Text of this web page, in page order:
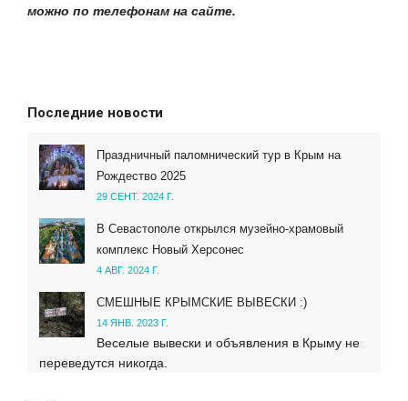
можно по телефонам на сайте.
Последние новости
Праздничный паломнический тур в Крым на
Рождество 2025
29 СЕНТ. 2024 Г.
В Севастополе открылся музейно-храмовый
комплекс Новый Херсонес
4 АВГ. 2024 Г.
СМЕШНЫЕ КРЫМСКИЕ ВЫВЕСКИ :)
14 ЯНВ. 2023 Г.
Веселые вывески и объявления в Крыму не
переведутся никогда.